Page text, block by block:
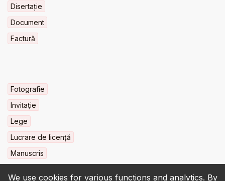
We use cookies for various functions and analytics. By
Disertație
Document
Factură
Fotografie
Invitaţie
Lege
Lucrare de licență
Manuscris